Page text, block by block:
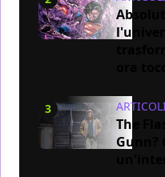
3
The
Gunn?